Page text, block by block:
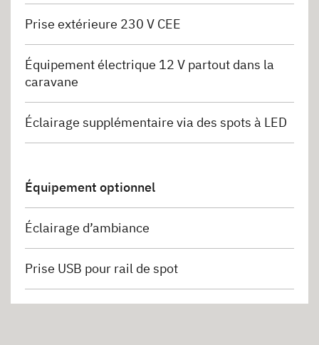
Prise extérieure 230 V CEE
Équipement électrique 12 V partout dans la
caravane
Éclairage supplémentaire via des spots à LED
Équipement optionnel
Éclairage d’ambiance
Prise USB pour rail de spot